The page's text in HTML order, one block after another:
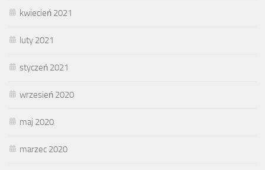
kwiecień 2021
luty 2021
styczeń 2021
wrzesień 2020
maj 2020
marzec 2020